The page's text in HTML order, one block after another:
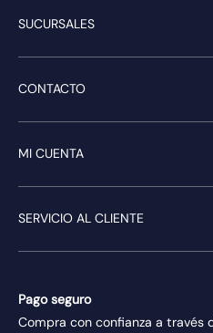
SUCURSALES
CONTACTO
MI CUENTA
SERVICIO AL CLIENTE
Pago seguro
Compra con confianza a través